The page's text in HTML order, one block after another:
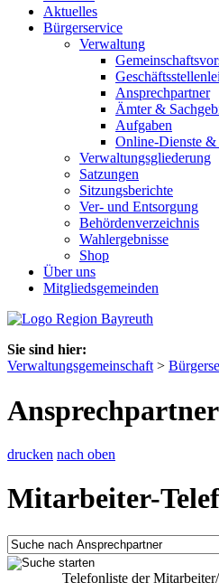
Aktuelles
Bürgerservice
Verwaltung
Ansprechpartner
Ämter &
Aufgaben
Online-Dienste &
Verwaltungsgliederung
Satzungen
Sitzungsberichte
Ver- und Entsorgung
Behördenverzeichnis
Wahlergebnisse
Shop
Über uns
Mitgliedsgemeinden
Sie sind hier:
Verwaltungsgemeinschaft >
Ansprechpartner
drucken nach oben
Mitarbeiter-
Telefonliste der